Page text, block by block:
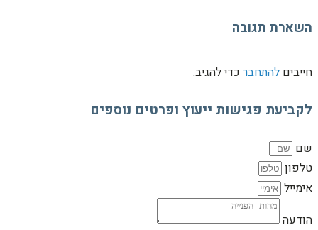
השארת תגובה
חייבים להתחבר כדי להגיב.
לקביעת פגישות ייעוץ ופרטים נוספים
שם
טלפון
אימייל
הודעה